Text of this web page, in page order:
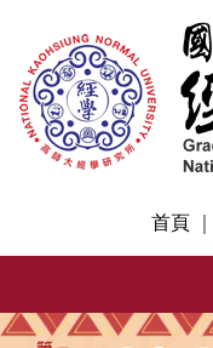
首頁